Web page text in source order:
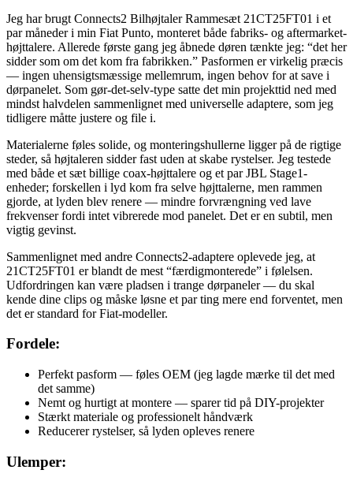
Jeg har brugt Connects2 Bilhøjtaler Rammesæt 21CT25FT01 i et
par måneder i min Fiat Punto, monteret både fabriks- og aftermarket-
højttalere. Allerede første gang jeg åbnede døren tænkte jeg: “det her
sidder som om det kom fra fabrikken.” Pasformen er virkelig præcis
— ingen uhensigtsmæssige mellemrum, ingen behov for at save i
dørpanelet. Som gør-det-selv-type satte det min projekttid ned med
mindst halvdelen sammenlignet med universelle adaptere, som jeg
tidligere måtte justere og file i.
Materialerne føles solide, og monteringshullerne ligger på de rigtige
steder, så højtaleren sidder fast uden at skabe rystelser. Jeg testede
med både et sæt billige coax-højttalere og et par JBL Stage1-
enheder; forskellen i lyd kom fra selve højttalerne, men rammen
gjorde, at lyden blev renere — mindre forvrængning ved lave
frekvenser fordi intet vibrerede mod panelet. Det er en subtil, men
vigtig gevinst.
Sammenlignet med andre Connects2-adaptere oplevede jeg, at
21CT25FT01 er blandt de mest “færdigmonterede” i følelsen.
Udfordringen kan være pladsen i trange dørpaneler — du skal
kende dine clips og måske løsne et par ting mere end forventet, men
det er standard for Fiat-modeller.
Fordele:
Perfekt pasform — føles OEM (jeg lagde mærke til det med
det samme)
Nemt og hurtigt at montere — sparer tid på DIY-projekter
Stærkt materiale og professionelt håndværk
Reducerer rystelser, så lyden opleves renere
Ulemper: